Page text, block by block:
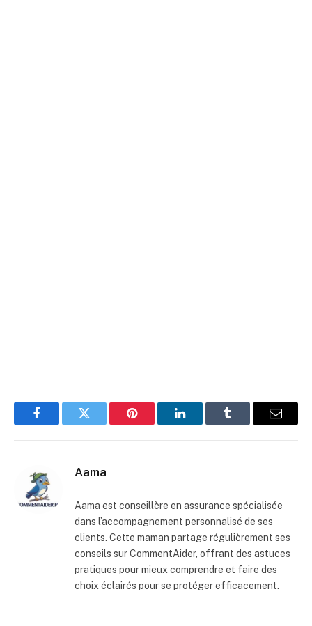
FacebookTwitter Pinterest LinkedInTumblr
E-
Aama
Aama est conseillère en assurance spécialisée
dans l’accompagnement personnalisé de ses
clients. Cette maman partage régulièrement ses
conseils sur CommentAider, offrant des astuces
pratiques pour mieux comprendre et faire des
choix éclairés pour se protéger efficacement.